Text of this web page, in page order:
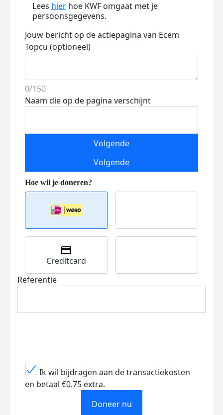
Lees hier hoe KWF omgaat met je
persoonsgegevens.
Jouw bericht op de actiepagina van Ecem
Topcu (optioneel)
0/150
Naam die op de pagina verschijnt
Volgende
Volgende
Creditcard
Referentie
Ik wil bijdragen aan de transactiekosten
en betaal €0.75 extra.
Doneer nu